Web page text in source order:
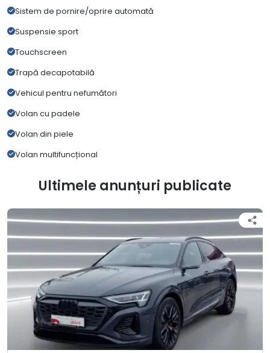
Sistem de pornire/oprire automată
Suspensie sport
Touchscreen
Trapă decapotabilă
Vehicul pentru nefumători
Volan cu padele
Volan din piele
Volan multifuncțional
Ultimele anunțuri publicate